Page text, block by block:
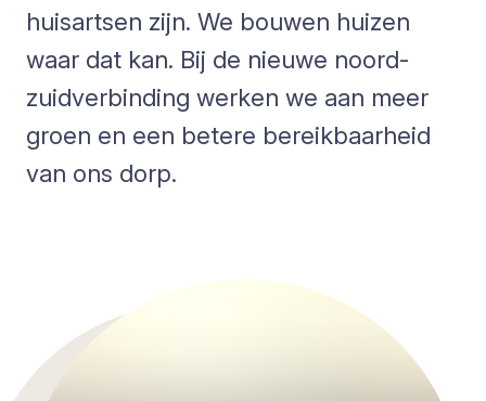
huisartsen zijn. We bouwen huizen
waar dat kan. Bij de nieuwe noord-
zuidverbinding werken we aan meer
groen en een betere bereikbaarheid
van ons dorp.